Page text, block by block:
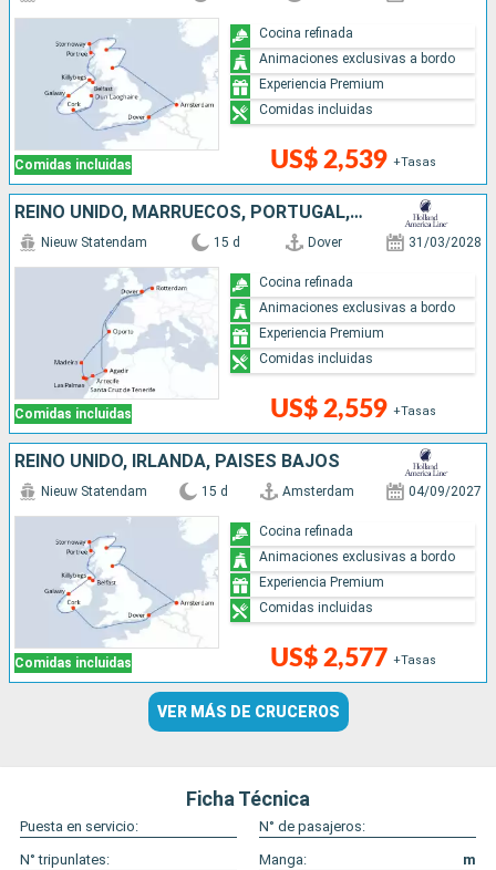
Comidas incluidas US$ 2,539 +Tasas
Cocina refinada
Animaciones exclusivas a bordo
Experiencia Premium
Comidas incluidas
REINO UNIDO, MARRUECOS, PORTUGAL, PAISES BAJOS
Comidas incluidas
Nieuw Statendam 15 d Dover 31/03/2028
US$ 2,559 +Tasas
Cocina refinada
Animaciones exclusivas a bordo
Experiencia Premium
Comidas incluidas
REINO UNIDO, IRLANDA, PAISES BAJOS
Comidas incluidas
Nieuw Statendam 15 d Amsterdam 04/09/2027
US$ 2,577 +Tasas
Cocina refinada
Animaciones exclusivas a bordo
Experiencia Premium
Comidas incluidas
VER MÁS DE CRUCEROS
Ficha Técnica
Puesta en servicio:
N° de pasajeros:
N° tripunlates:
Manga:
m